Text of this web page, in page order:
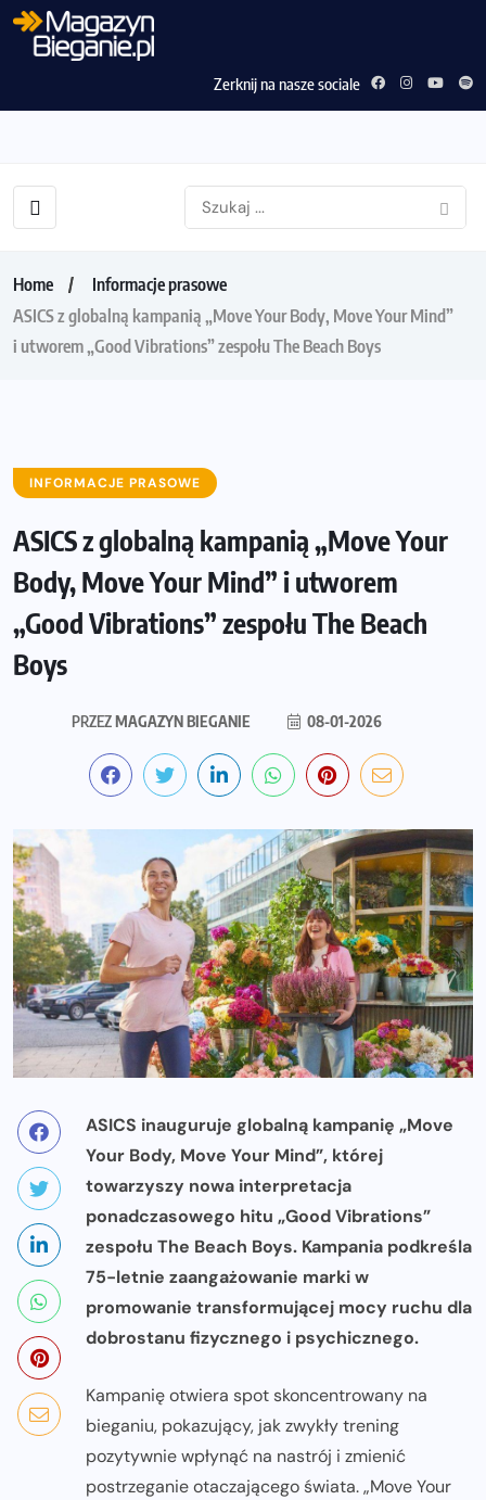
Zerknij na nasze sociale
Home
Informacje prasowe
ASICS z globalną kampanią „Move Your Body, Move Your Mind”
i utworem „Good Vibrations” zespołu The Beach Boys
INFORMACJE PRASOWE
ASICS z globalną kampanią „Move Your
Body, Move Your Mind” i utworem
„Good Vibrations” zespołu The Beach
Boys
PRZEZMAGAZYN BIEGANIE 08-01-2026
ASICS inauguruje globalną kampanię „Move
Your Body, Move Your Mind”, której
towarzyszy nowa interpretacja
ponadczasowego hitu „Good Vibrations”
zespołu The Beach Boys. Kampania podkreśla
75-letnie zaangażowanie marki w
promowanie transformującej mocy ruchu dla
dobrostanu fizycznego i psychicznego.
Kampanię otwiera spot skoncentrowany na
bieganiu, pokazujący, jak zwykły trening
pozytywnie wpłynąć na nastrój i zmienić
postrzeganie otaczającego świata. „Move Your